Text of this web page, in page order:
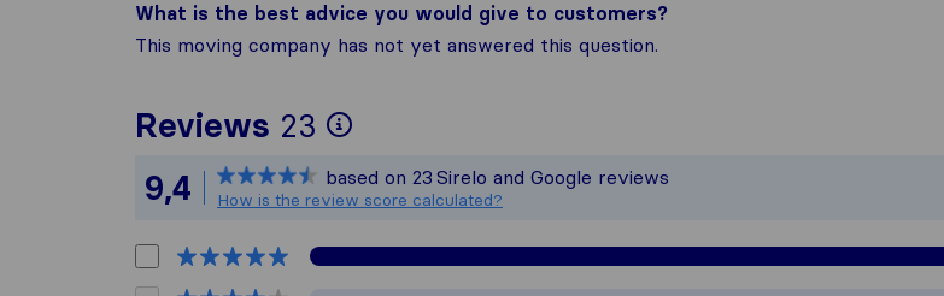
What is the best advice you would give to customers?
This moving company has not yet answered this question.
Reviews 23
To give you the most complete image
All reviews gathered from Sirelo users
9,4 based on 23 Sirelo and Google reviews
How is the review score calculated?